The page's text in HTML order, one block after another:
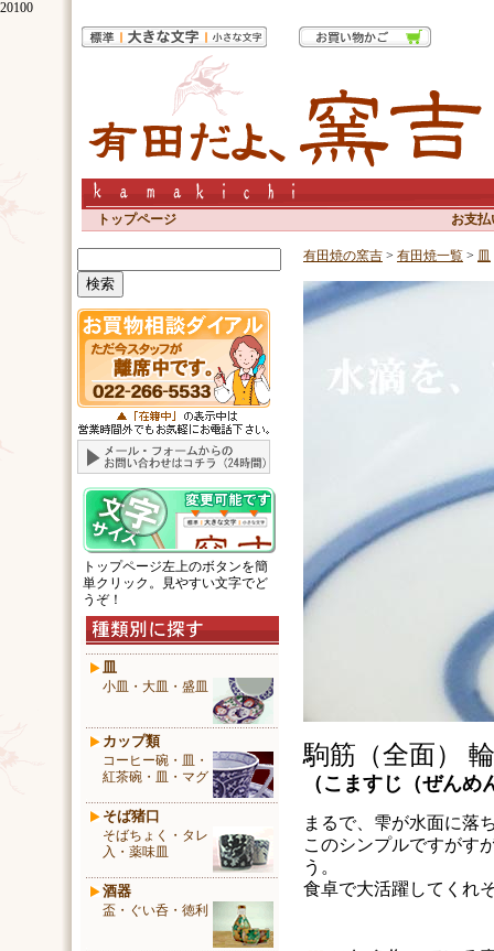
20100
トップページ お支
トップページ左上のボタンを簡
単クリック。見やすい文字でど
うぞ！
皿
小皿・大皿・盛皿
カップ類
コーヒー碗・皿・
紅茶碗・皿・マグ
そば猪口
そばちょく・タレ
入・薬味皿
酒器
盃・ぐい呑・徳利
有田焼の窯吉 > 有田焼一覧 > 皿
駒筋（全面）
（ こますじ（ぜんめ
まるで、雫が水面に落
このシンプルですがす
う。
食卓で大活躍してくれ